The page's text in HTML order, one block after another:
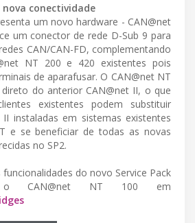
nova conectividade
um novo hardware - CAN@net
um conector de rede D-Sub 9 para
CAN/CAN-FD, complementando
NT 200 e 420 existentes pois
de aparafusar. O CAN@net NT
do anterior CAN@net II, o que
existentes podem substituir
II instaladas em sistemas existentes
e se beneficiar de todas as novas
no SP2.
funcionalidades do novo Service Pack
NT 100 em